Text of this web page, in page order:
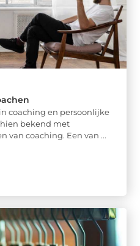
coaching en persoonlijke
bekend met
van coaching. Een van ...